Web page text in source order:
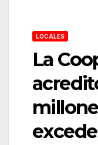
LOCALES
La